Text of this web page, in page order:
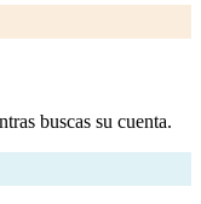
buscas su cuenta.